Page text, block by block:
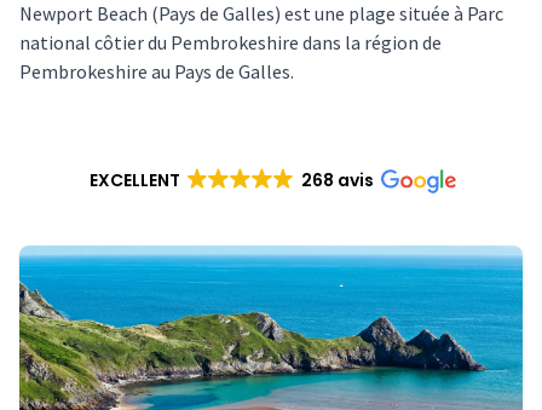
Newport Beach (Pays de Galles) est une plage située à Parc
national côtier du Pembrokeshire dans la région de
Pembrokeshire au Pays de Galles.
EXCELLENT 268 avis